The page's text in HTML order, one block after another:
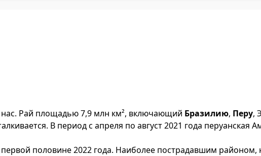
нас. Рай площадью 7,9 млн км², включающий Бразилию, Перу,
В период с апреля по август 2021 года перуанская
половине 2022 года. Наиболее пострадавшим